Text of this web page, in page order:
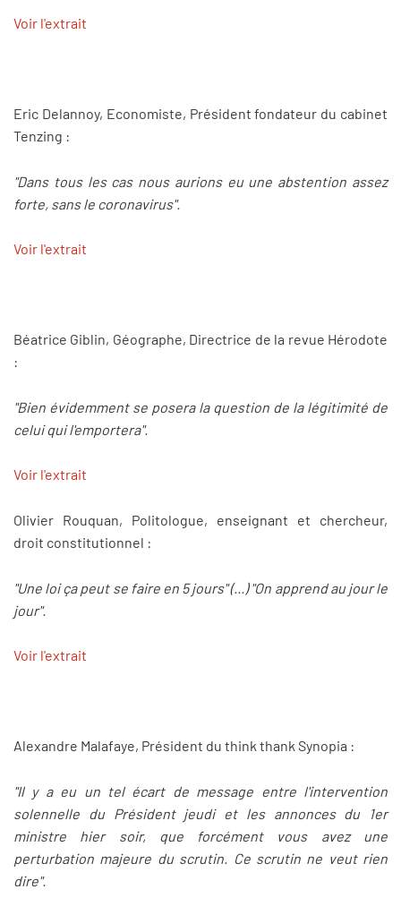
Voir l'extrait
Eric Delannoy, Economiste, Président fondateur du cabinet
Tenzing :
"Dans tous les cas nous aurions eu une abstention assez
forte, sans le coronavirus".
Voir l'extrait
Béatrice Giblin, Géographe, Directrice de la revue Hérodote
:
"Bien évidemment se posera la question de la légitimité de
celui qui l'emportera".
Voir l'extrait
Olivier Rouquan, Politologue, enseignant et chercheur,
droit constitutionnel :
"Une loi ça peut se faire en 5 jours" (...) "On apprend au jour le
jour".
Voir l'extrait
Alexandre Malafaye, Président du think thank Synopia :
"Il y a eu un tel écart de message entre l'intervention
solennelle du Président jeudi et les annonces du 1er
ministre hier soir, que forcément vous avez une
perturbation majeure du scrutin. Ce scrutin ne veut rien
dire".